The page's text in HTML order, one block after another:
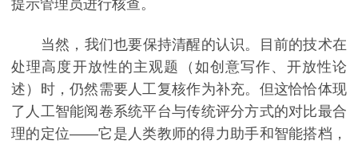
提示管理员进行核查。
当然，我们也要保持清醒的认识。目前的技术在
处理高度开放性的主观题（如创意写作、开放性论
述）时，仍然需要人工复核作为补充。但这恰恰体现
了人工智能阅卷系统平台与传统评分方式的对比最合
理的定位——它是人类教师的得力助手和智能搭档，